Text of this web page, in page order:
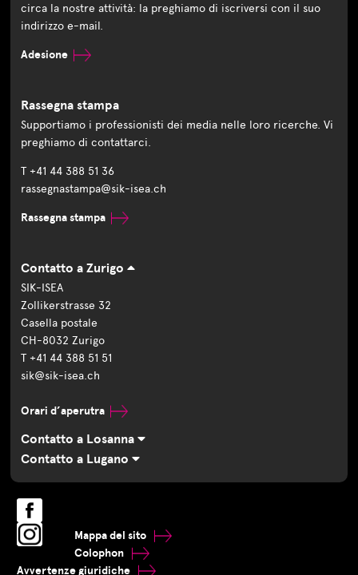
circa la nostre attività: la preghiamo di iscriversi con il suo
indirizzo e-mail.
Adesione
Rassegna stampa
Supportiamo i professionisti dei media nelle loro ricerche. Vi
preghiamo di contattarci.
T +41 44 388 51 36
rassegnastampa@sik-isea.ch
Rassegna stampa
Contatto a Zurigo
SIK-ISEA
Zollikerstrasse 32
Casella postale
CH-8032 Zurigo
T +41 44 388 51 51
sik@sik-isea.ch
Orari d’aperutra
Contatto a Losanna
Contatto a Lugano
Mappa del sito
Colophon
Avvertenze giuridiche